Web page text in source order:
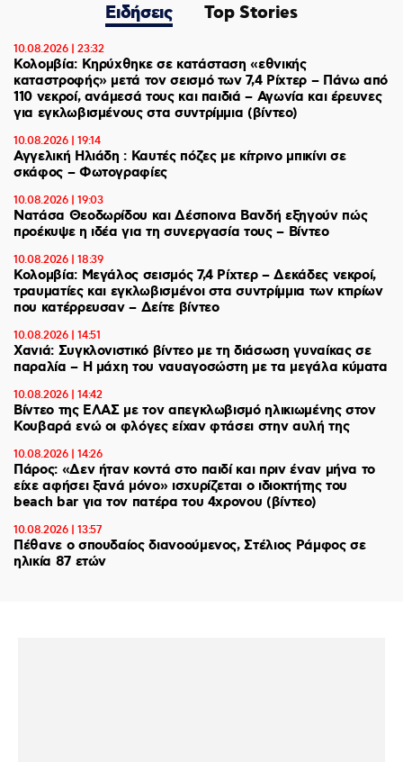
Ειδήσεις Top Stories
10.08.2026 | 23:32
Κολομβία: Κηρύχθηκε σε κατάσταση «εθνικής
καταστροφής» μετά τον σεισμό των 7,4 Ρίχτερ – Πάνω από
110 νεκροί, ανάμεσά τους και παιδιά – Αγωνία και έρευνες
για εγκλωβισμένους στα συντρίμμια (βίντεο)
10.08.2026 | 19:14
Αγγελική Ηλιάδη : Καυτές πόζες με κίτρινο μπικίνι σε
σκάφος – Φωτογραφίες
10.08.2026 | 19:03
Νατάσα Θεοδωρίδου και Δέσποινα Βανδή εξηγούν πώς
προέκυψε η ιδέα για τη συνεργασία τους – Βίντεο
10.08.2026 | 18:39
Κολομβία: Μεγάλος σεισμός 7,4 Ρίχτερ – Δεκάδες νεκροί,
τραυματίες και εγκλωβισμένοι στα συντρίμμια των κτιρίων
που κατέρρευσαν – Δείτε βίντεο
10.08.2026 | 14:51
Χανιά: Συγκλονιστικό βίντεο με τη διάσωση γυναίκας σε
παραλία – Η μάχη του ναυαγοσώστη με τα μεγάλα κύματα
10.08.2026 | 14:42
Βίντεο της ΕΛΑΣ με τον απεγκλωβισμό ηλικιωμένης στον
Κουβαρά ενώ οι φλόγες είχαν φτάσει στην αυλή της
10.08.2026 | 14:26
Πάρος: «Δεν ήταν κοντά στο παιδί και πριν έναν μήνα το
είχε αφήσει ξανά μόνο» ισχυρίζεται ο ιδιοκτήτης του
beach bar για τον πατέρα του 4χρονου (βίντεο)
10.08.2026 | 13:57
Πέθανε ο σπουδαίος διανοούμενος, Στέλιος Ράμφος σε
ηλικία 87 ετών